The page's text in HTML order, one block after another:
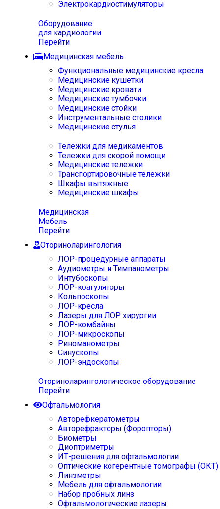
Электрокардиостимуляторы
Оборудование
для кардиологии
Перейти
Медицинская мебель
Функциональные медицинские кресла
Медицинские кушетки
Медицинские кровати
Медицинские тумбочки
Медицинские стойки
Инструментальные столики
Медицинские стулья
Тележки для медикаментов
Тележки для скорой помощи
Медицинские тележки
Транспортировочные тележки
Шкафы вытяжные
Медицинские шкафы
Медицинская
Мебель
Перейти
Оториноларингология
ЛОР-процедурные аппараты
Аудиометры и Тимпанометры
Интубоскопы
ЛОР-коагуляторы
Кольпоскопы
ЛОР-кресла
Лазеры для ЛОР хирургии
ЛОР-комбайны
ЛОР-микроскопы
Риноманометры
Синускопы
ЛОР-эндоскопы
Оториноларингологическое оборудование
Перейти
Офтальмология
Авторефкератометры
Авторефракторы (Форопторы)
Биометры
Диоптриметры
ИТ-решения для офтальмологии
Оптические когерентные томографы (ОКТ)
Линзметры
Мебель для офтальмологии
Набор пробных линз
Офтальмологические лазеры